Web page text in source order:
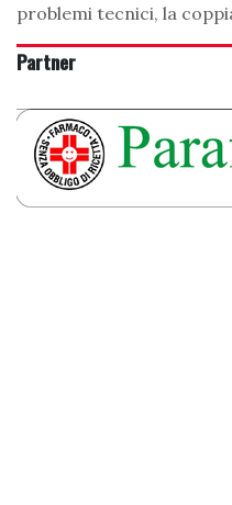
problemi tecnici, la
Partner